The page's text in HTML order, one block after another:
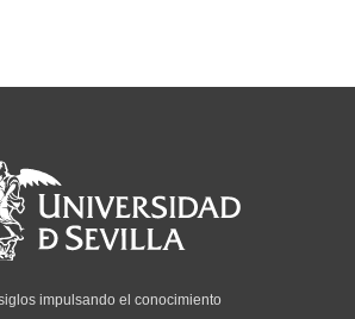
impulsando el conocimiento